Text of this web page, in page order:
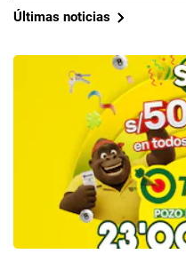
Últimas noticias